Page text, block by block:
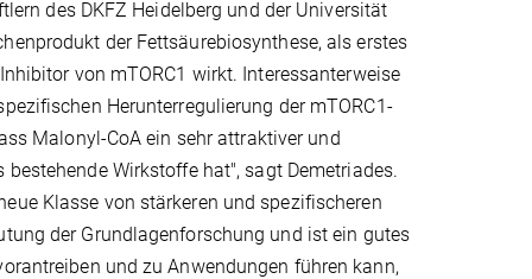
des DKFZ Heidelberg und der Universität
der Fettsäurebiosynthese, als erstes
von mTORC1 wirkt. Interessanterweise
Herunterregulierung der mTORC1-
Malonyl-CoA ein sehr attraktiver und
Wirkstoffe hat", sagt Demetriades.
Klasse von stärkeren und spezifischeren
der Grundlagenforschung und ist ein gutes
und zu Anwendungen führen kann,